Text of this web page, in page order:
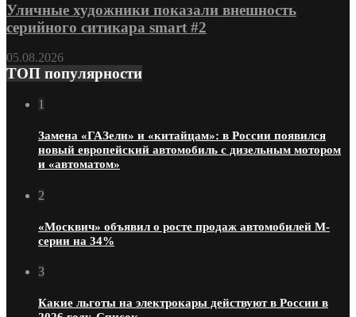
Уличные художники показали внешность
серийного ситикара smart #2
05.08.2026
ТОП популярности
1
Замена «ГАЗели» и «китайцам»: в России появился
новый европейский автомобиль с дизельным мотором
и «автоматом»
2
«Москвич» объявил о росте продаж автомобилей М-
серии на 34%
3
Какие льготы на электрокары действуют в России в